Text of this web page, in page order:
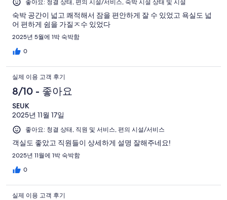
좋아요: 청결 상태, 편의 시설/서비스, 숙박 시설 상태 및 시설
숙박 공간이 넓고 쾌적해서 잠을 편안하게 잘 수 있었고 욕실도 넓
어 편하게 쉼을 가질ㅈ수 있었다
2025년 5월에 1박 숙박함
0
실제 이용 고객 후기
8/10 - 좋아요
SEUK
2025년 11월 17일
좋아요: 청결 상태, 직원 및 서비스, 편의 시설/서비스
객실도 좋았고 직원들이 상세하게 설명 잘해주네요!
2025년 11월에 1박 숙박함
0
실제 이용 고객 후기